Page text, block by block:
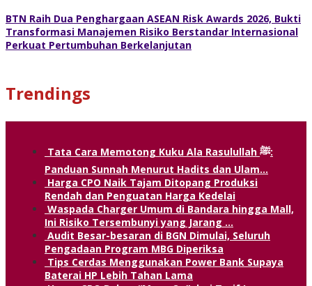
BTN Raih Dua Penghargaan ASEAN Risk Awards 2026, Bukti
Transformasi Manajemen Risiko Berstandar Internasional
Perkuat Pertumbuhan Berkelanjutan
Trendings
Tata Cara Memotong Kuku Ala Rasulullah ﷺ:
Panduan Sunnah Menurut Hadits dan Ulam…
Harga CPO Naik Tajam Ditopang Produksi
Rendah dan Penguatan Harga Kedelai
Waspada Charger Umum di Bandara hingga Mall,
Ini Risiko Tersembunyi yang Jarang …
Audit Besar-besaran di BGN Dimulai, Seluruh
Pengadaan Program MBG Diperiksa
Tips Cerdas Menggunakan Power Bank Supaya
Baterai HP Lebih Tahan Lama